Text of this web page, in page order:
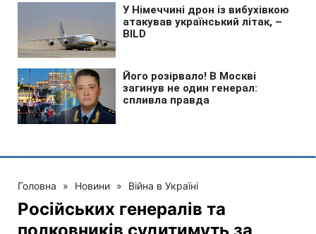
Головна » Новини » Війна в Україні
Російських генералів та